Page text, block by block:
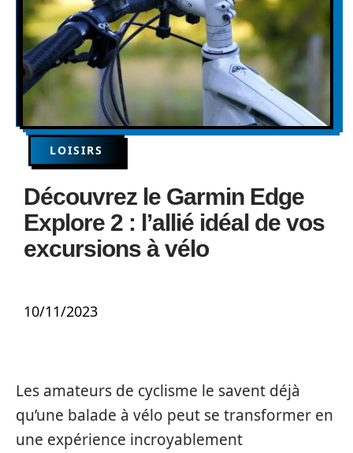
LOISIRS
Découvrez le Garmin Edge
Explore 2 : l’allié idéal de vos
excursions à vélo
10/11/2023
Les amateurs de cyclisme le savent déjà
qu’une balade à vélo peut se transformer en
une expérience incroyablement